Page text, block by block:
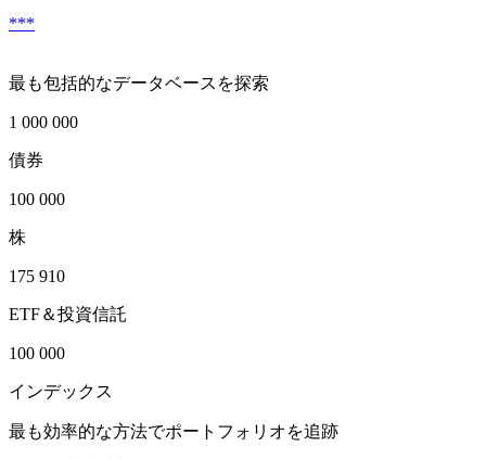
***
最も包括的なデータベースを探索
1 000 000
債券
100 000
株
175 910
ETF＆投資信託
100 000
インデックス
最も効率的な方法でポートフォリオを追跡